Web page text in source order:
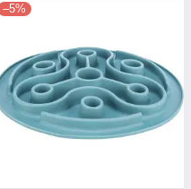
–5%